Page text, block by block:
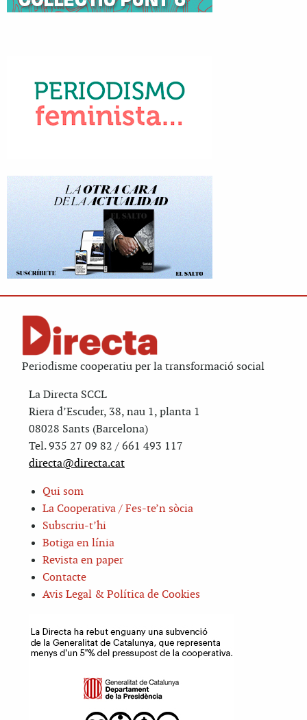
Periodisme cooperatiu per la transformació social
La Directa SCCL
Riera d’Escuder, 38, nau 1, planta 1
08028 Sants (Barcelona)
Tel. 935 27 09 82 / 661 493 117
directa@directa.cat
Qui som
La Cooperativa / Fes-te’n sòcia
Subscriu-t’hi
Botiga en línia
Revista en paper
Contacte
Avis Legal & Política de Cookies